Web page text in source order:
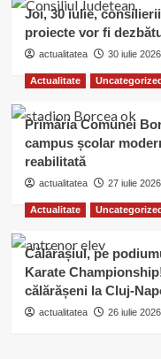
Joi, 30 iulie,
proiecte vor fi
actualitatea 30 iulie 2026
Actualitate Uncategorized
Primăria Comunei
campus școlar
reabilitată
actualitatea 27 iulie 2026
Actualitate Uncategorized
Călărașiul, pe
Karate
călărășeni la Cluj-
actualitatea 26 iulie 2026